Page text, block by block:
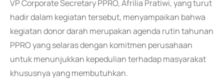
VP Corporate Secretary PPRO, Afrilia Pratiwi, yang turut
hadir dalam kegiatan tersebut, menyampaikan bahwa
kegiatan donor darah merupakan agenda rutin tahunan
PPRO yang selaras dengan komitmen perusahaan
untuk menunjukkan kepedulian terhadap masyarakat
khususnya yang membutuhkan.